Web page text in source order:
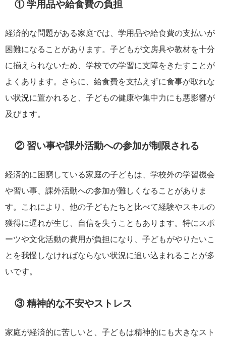
① 学用品や給食費の負担
経済的な問題がある家庭では、学用品や給食費の支払いが
困難になることがあります。子どもが文房具や教材を十分
に揃えられないため、学校での学習に支障をきたすことが
よくあります。さらに、給食費を支払えずに食事が取れな
い状況に置かれると、子どもの健康や集中力にも悪影響が
及びます。
② 習い事や課外活動への参加が制限される
経済的に困窮している家庭の子どもは、学校外の学習機会
や習い事、課外活動への参加が難しくなることがありま
す。これにより、他の子どもたちと比べて経験やスキルの
獲得に遅れが生じ、自信を失うこともあります。特にスポ
ーツや文化活動の費用が負担になり、子どもがやりたいこ
とを我慢しなければならない状況に追い込まれることが多
いです。
③ 精神的な不安やストレス
家庭が経済的に苦しいと、子どもは精神的にも大きなスト